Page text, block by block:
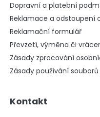
Dopravní a platební
Reklamace a odstoupení
Reklamační formulář
Převzetí, výměna či
Zásady zpracování
Zásady používání
Kontakt